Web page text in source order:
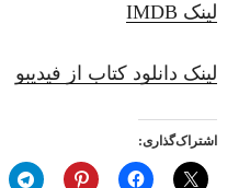
لینک IMDB
لینک دانلود کتاب از فیدیبو
اشتراک‌گذاری: